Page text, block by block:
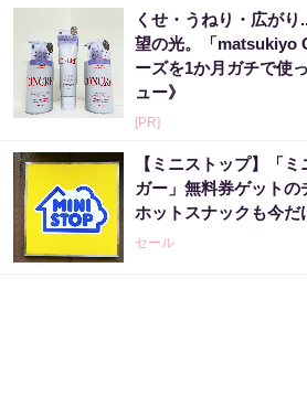
くせ・うねり・広が
望の光。「matsukiyo
ーズを1か月ガチで使
ュー》
[PR]
【ミニストップ】「
ガー」無料券ゲット
ホットスナックも今だ
セール